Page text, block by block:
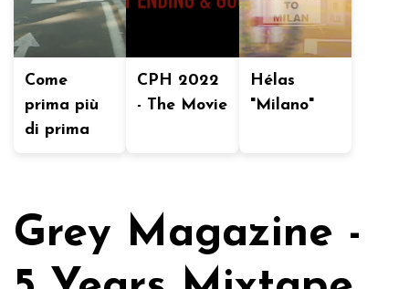
Come
prima più
di prima
CPH 2022
- The Movie
Hélas
"Milano"
Grey Magazine -